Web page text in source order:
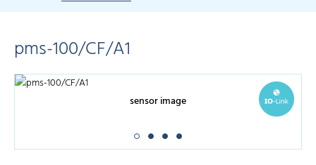
pms-100/CF/A1
sensor image